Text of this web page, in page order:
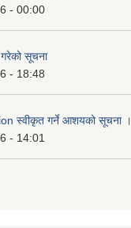
- 00:00
गरेको सूचना
- 18:48
स्वीकृत गर्ने आशयको सूचना ।
- 14:01